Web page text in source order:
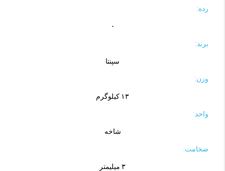
رده:
-
برند:
سپنتا
وزن:
۱۳ کیلوگرم
واحد:
شاخه
ضخامت:
۳ میلیمتر